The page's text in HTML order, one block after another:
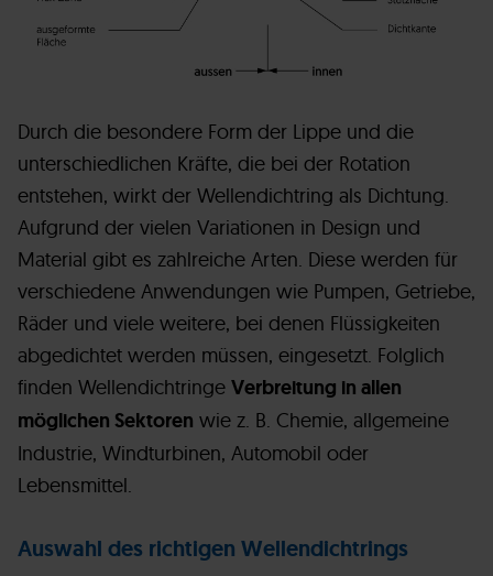
Durch die besondere Form der Lippe und die
unterschiedlichen Kräfte, die bei der Rotation
entstehen, wirkt der Wellendichtring als Dichtung.
Aufgrund der vielen Variationen in Design und
Material gibt es zahlreiche Arten. Diese werden für
verschiedene Anwendungen wie Pumpen, Getriebe,
Räder und viele weitere, bei denen Flüssigkeiten
abgedichtet werden müssen, eingesetzt. Folglich
finden Wellendichtringe Verbreitung in allen
möglichen Sektoren wie z. B. Chemie, allgemeine
Industrie, Windturbinen, Automobil oder
Lebensmittel.
Auswahl des richtigen Wellendichtrings